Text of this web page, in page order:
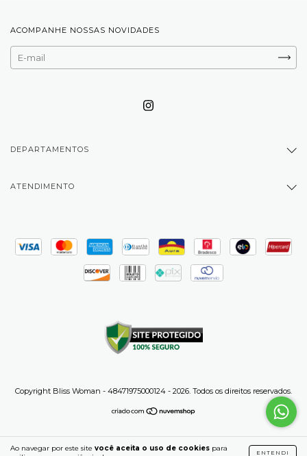
Ao navegar por este site você aceita o uso de cookies para
ENTENDI
ACOMPANHE NOSSAS NOVIDADES
DEPARTAMENTOS
ATENDIMENTO
Copyright Bliss Woman - 48471975000124 - 2026. Todos os direitos reservados.